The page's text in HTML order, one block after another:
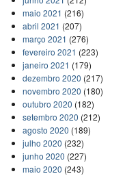
maio 2021 (216)
abril 2021 (207)
março 2021 (276)
fevereiro 2021 (223)
janeiro 2021 (179)
dezembro 2020 (217)
novembro 2020 (180)
outubro 2020 (182)
setembro 2020 (212)
agosto 2020 (189)
julho 2020 (232)
junho 2020 (227)
maio 2020 (243)